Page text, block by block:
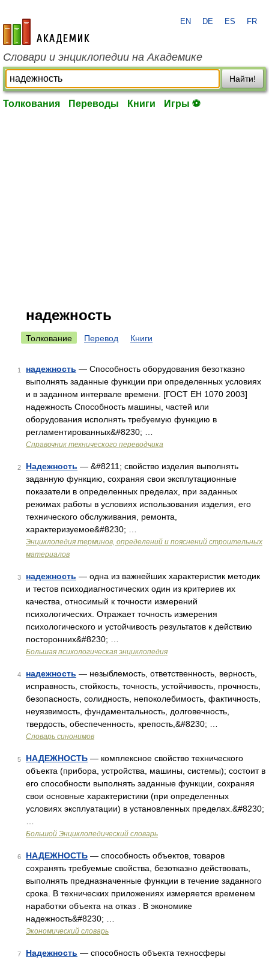
academic.ru
EN DE ES FR
Словари и энциклопедии на Академике
Найти!
Толкования Переводы Книги Игры ⚽
надежность
Толкование Перевод Книги
1 надежность — Способность оборудования безотказно
выполнять заданные функции при определенных условиях
и в заданном интервале времени. [ГОСТ ЕН 1070 2003]
надежность Способность машины, частей или
оборудования исполнять требуемую функцию в
регламентированных&#8230; …
Справочник технического переводчика
2 Надежность — &#8211; свойство изделия выполнять
заданную функцию, сохра­няя свои эксплутационные
показатели в определенных пределах, при заданных
режимах работы в условиях использования изделия, его
технического обслуживания, ремонта,
характеризуемое&#8230; …
Энциклопедия терминов, определений и пояснений строительных
материалов
3 надежность — одна из важнейших характеристик методик
и тестов психодиагностических один из критериев их
качества, относимый к точности измерений
психологических. Отражает точность измерения
психологического и устойчивость результатов к действию
посторонних&#8230; …
Большая психологическая энциклопедия
4 надежность — незыблемость, ответственность, верность,
исправность, стойкость, точность, устойчивость, прочность,
безопасность, солидность, непоколебимость, фактичность,
неуязвимость, фундаментальность, долговечность,
твердость, обеспеченность, крепость,&#8230; …
Словарь синонимов
5 НАДЕЖНОСТЬ — комплексное свойство технического
объекта (прибора, устройства, машины, системы); состоит в
его способности выполнять заданные функции, сохраняя
свои основные характеристики (при определенных
условиях эксплуатации) в установленных пределах.&#8230;
Большой Энциклопедический словарь
6 НАДЕЖНОСТЬ — способность объектов, товаров
сохранять требуемые свойства, безотказно действовать,
выполнять предназначенные функции в течение заданного
срока. В технических приложениях измеряется временем
наработки объекта на отказ . В экономике
надежность&#8230; …
Экономический словарь
7 Надежность — способность объекта техносферы